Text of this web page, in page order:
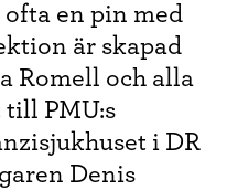
en pin med
är skapad
Romell och alla
PMU:s
i DR
Denis